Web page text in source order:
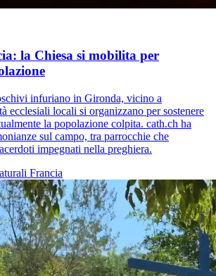
la Chiesa si mobilita per
infuriano in Gironda, vicino a
ecclesiali locali si organizzano per sostenere
la popolazione colpita. cath.ch ha
sul campo, tra parrocchie che
impegnati nella preghiera.
Francia